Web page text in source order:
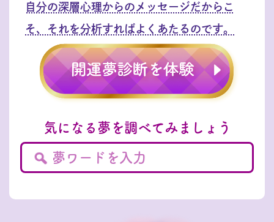
自分の深層心理からのメッセージだからこ
そ、それを分析すればよくあたるのです。
気になる夢を調べてみましょう